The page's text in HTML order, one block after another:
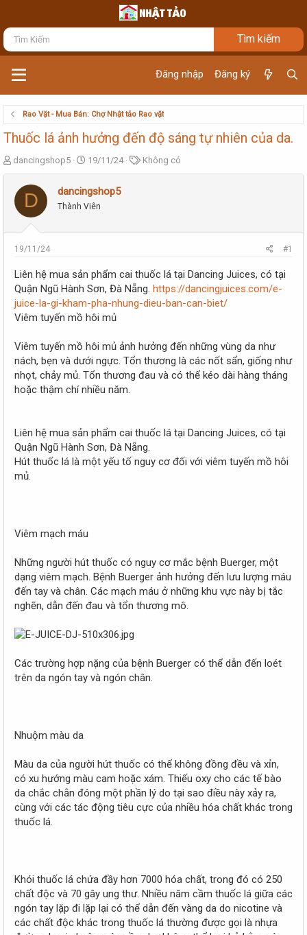
Đăng nhập Đăng ký
Rao Vặt - Mua Bán: Chợ Nhật tảo Rao vặt
Thuốc lá ảnh hưởng đến độ sáng tự nhiên của da.
T
h
e
a
s
r
e
r
dancingshop5
N
g
y
g
i
19/11/24
T
ừ
Không có
D dancingshop5
Thành Viên
19/11/24 #1
Liên hệ mua sản phẩm cai thuốc lá tại Dancing Juices, có tại
Quận Ngũ Hành Sơn, Đà Nẵng. https://dancingjuices.com/e-
juice-la-gi-kham-pha-nhung-dieu-ban-can-biet/
Viêm tuyến mồ hôi mủ
Viêm tuyến mồ hôi mủ ảnh hưởng đến những vùng da như
nách, bẹn và dưới ngực. Tổn thương là các nốt sẩn, giống như
nhọt, chảy mủ. Tổn thương đau và có thể kéo dài hàng tháng
hoặc thậm chí nhiều năm.
Liên hệ mua sản phẩm cai thuốc lá tại Dancing Juices, có tại
Quận Ngũ Hành Sơn, Đà Nẵng.
Hút thuốc lá là một yếu tố nguy cơ đối với viêm tuyến mồ hôi
mủ.
Viêm mạch máu
Những người hút thuốc có nguy cơ mắc bệnh Buerger, một
dạng viêm mạch. Bệnh Buerger ảnh hưởng đến lưu lượng máu
đến tay và chân. Các mạch máu ở những khu vực này bị tắc
nghẽn, dẫn đến đau và tổn thương mô.
Các trường hợp nặng của bệnh Buerger có thể dẫn đến loét
trên da ngón tay và ngón chân.
Nhuộm màu da
Màu da của người hút thuốc có thể không đồng đều và xỉn,
có xu hướng màu cam hoặc xám. Thiếu oxy cho các tế bào
da chắc chắn đóng một phần lý do tại sao điều này xảy ra,
cùng với các tác động tiêu cực của nhiều hóa chất khác trong
thuốc lá.
Khói thuốc lá chứa đầy hơn 7000 hóa chất, trong đó có 250
chất độc và 70 gây ung thư. Nhiều năm cầm thuốc lá giữa các
ngón tay lặp đi lặp lại có thể dẫn đến vàng da do nicotine và
các chất độc khác trong thuốc lá thường được gọi là nhựa